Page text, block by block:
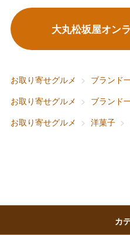
大丸松坂屋オン
お取り寄せグルメ ブランド
お取り寄せグルメ
ブランド
お取り寄せグルメ
洋菓子
カ
ビュー
ファ
ベビー
大丸・松
出産
お香
快
父
敬